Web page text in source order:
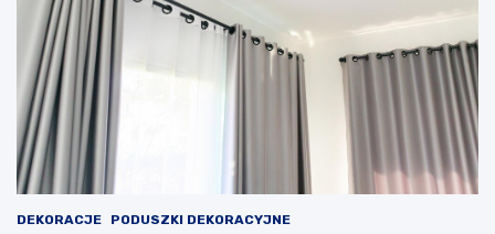
DEKORACJE PODUSZKI DEKORACYJNE